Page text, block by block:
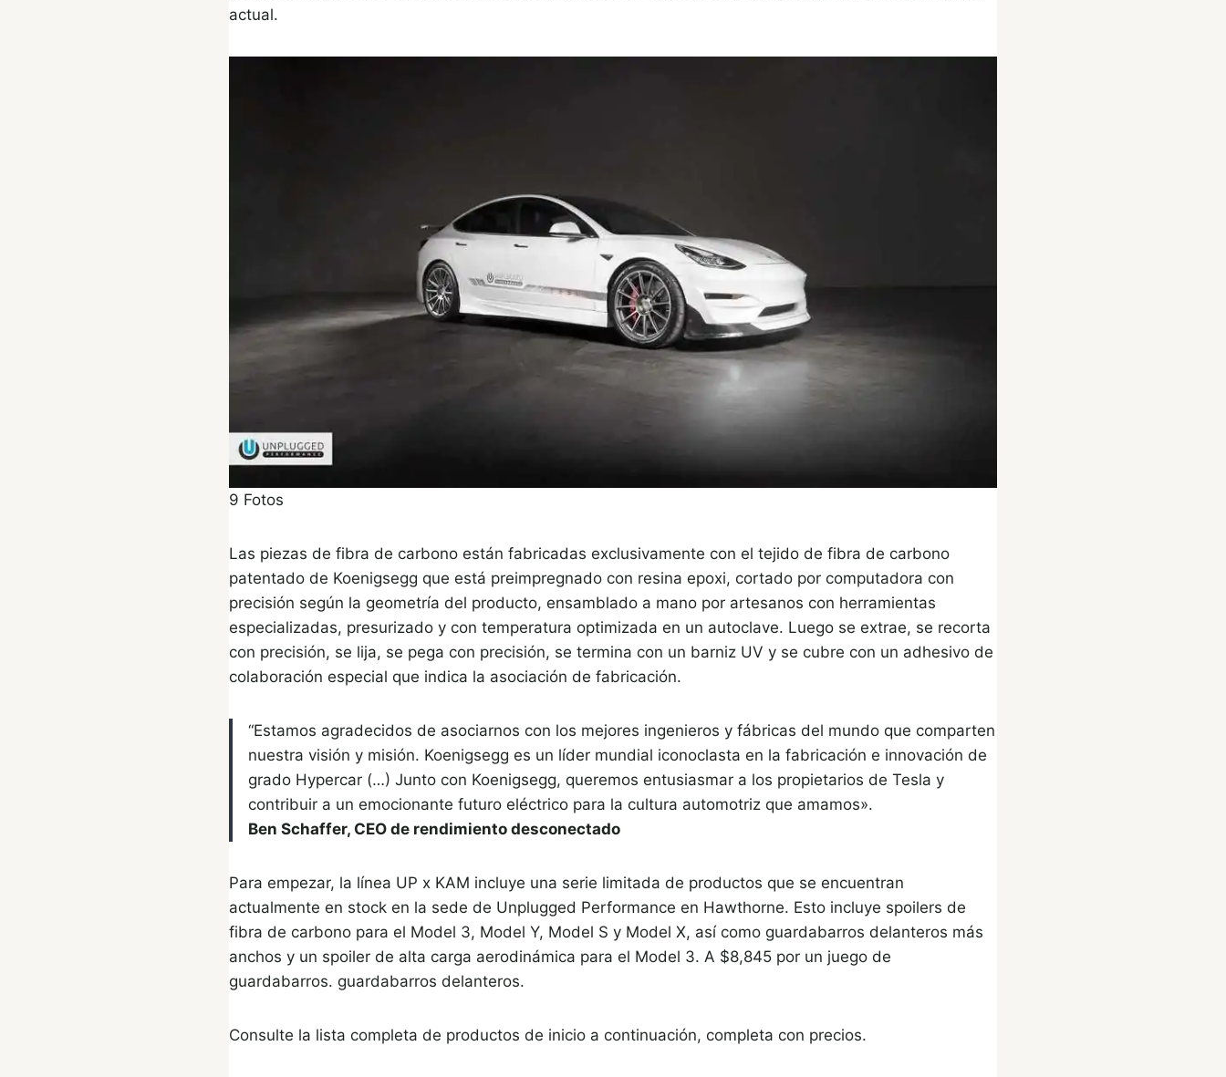
actual.
9 Fotos
Las piezas de fibra de carbono están fabricadas exclusivamente con el tejido de fibra de carbono
patentado de Koenigsegg que está preimpregnado con resina epoxi, cortado por computadora con
precisión según la geometría del producto, ensamblado a mano por artesanos con herramientas
especializadas, presurizado y con temperatura optimizada en un autoclave. Luego se extrae, se recorta
con precisión, se lija, se pega con precisión, se termina con un barniz UV y se cubre con un adhesivo de
colaboración especial que indica la asociación de fabricación.
“Estamos agradecidos de asociarnos con los mejores ingenieros y fábricas del mundo que comparten
nuestra visión y misión. Koenigsegg es un líder mundial iconoclasta en la fabricación e innovación de
grado Hypercar (…) Junto con Koenigsegg, queremos entusiasmar a los propietarios de Tesla y
contribuir a un emocionante futuro eléctrico para la cultura automotriz que amamos».
Ben Schaffer, CEO de rendimiento desconectado
Para empezar, la línea UP x KAM incluye una serie limitada de productos que se encuentran
actualmente en stock en la sede de Unplugged Performance en Hawthorne. Esto incluye spoilers de
fibra de carbono para el Model 3, Model Y, Model S y Model X, así como guardabarros delanteros más
anchos y un spoiler de alta carga aerodinámica para el Model 3. A $8,845 por un juego de
guardabarros. guardabarros delanteros.
Consulte la lista completa de productos de inicio a continuación, completa con precios.